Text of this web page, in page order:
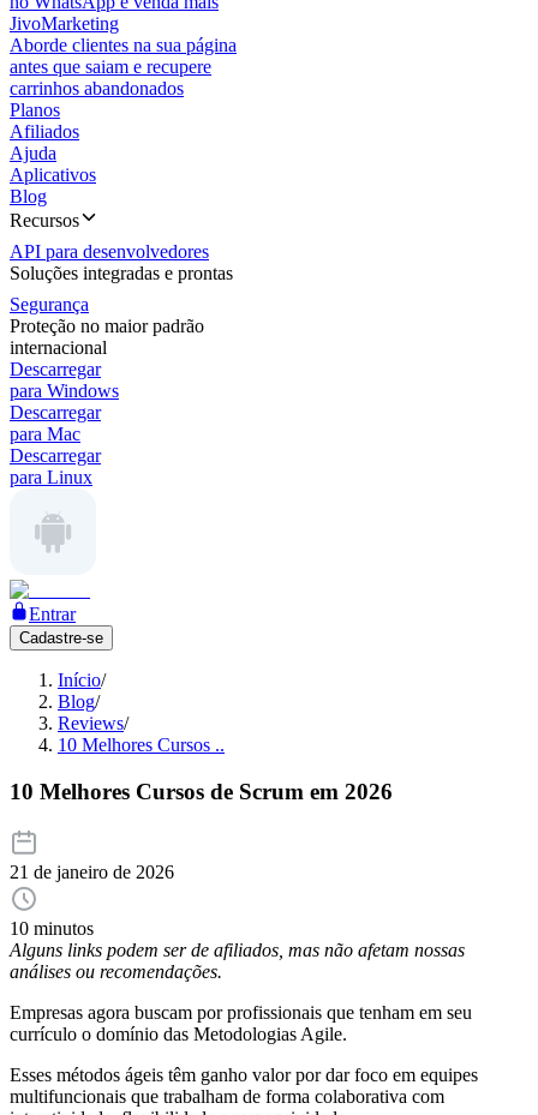
JivoMarketing
Aborde clientes na sua página
antes que saiam e recupere
carrinhos abandonados
Planos
Afiliados
Ajuda
Aplicativos
Blog
Recursos
API para desenvolvedores
Soluções integradas e prontas
Segurança
Proteção no maior padrão
internacional
Descarregar
para Windows
Descarregar
para Mac
Descarregar
para Linux
Entrar
Cadastre-se
Início/
Blog/
Reviews/
10 Melhores Cursos ..
10 Melhores Cursos de Scrum em 2026
21 de janeiro de 2026
10 minutos
Alguns links podem ser de afiliados, mas não afetam nossas
análises ou recomendações.
Empresas agora buscam por profissionais que tenham em seu
currículo o domínio das Metodologias Agile.
Esses métodos ágeis têm ganho valor por dar foco em equipes
multifuncionais que trabalham de forma colaborativa com